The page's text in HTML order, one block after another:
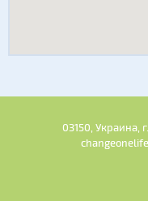
03150, Украина,